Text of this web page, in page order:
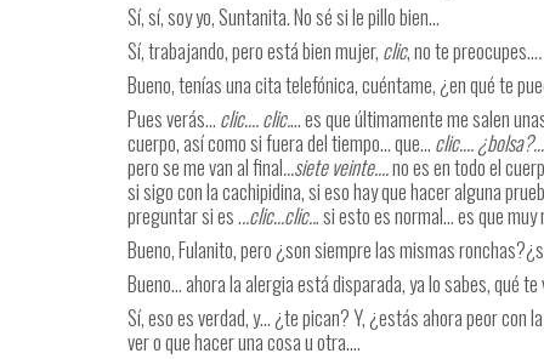
Sí, sí, soy yo, Suntanita. No sé si le pillo bien…
Sí, trabajando, pero está bien mujer, clic, no te preocupes…
Bueno, tenías una cita telefónica, cuéntame, ¿en qué te
Pues verás… clic…. clic.… es que últimamente me salen
cuerpo, así como si fuera del tiempo… que… clic…. ¿bolsa?…
pero se me van al final…siete veinte….no es en todo el
si sigo con la cachipidina, si eso hay que hacer alguna
preguntar si es ...clic…clic... si esto es normal… es que
Bueno, Fulanito, pero ¿son siempre las mismas
Bueno… ahora la alergia está disparada, ya lo sabes, qué
Sí, eso es verdad, y… ¿te pican? Y, ¿estás ahora peor con
ver o que hacer una cosa u otra….